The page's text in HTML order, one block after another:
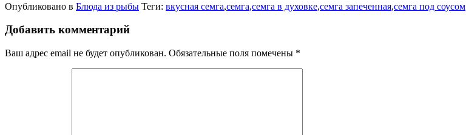
Опубликовано в Блюда из рыбы Теги: вкусная семга,семга,семга в духовке,семга запеченная,семга под соусом
Добавить комментарий
Ваш адрес email не будет опубликован. Обязательные поля помечены *